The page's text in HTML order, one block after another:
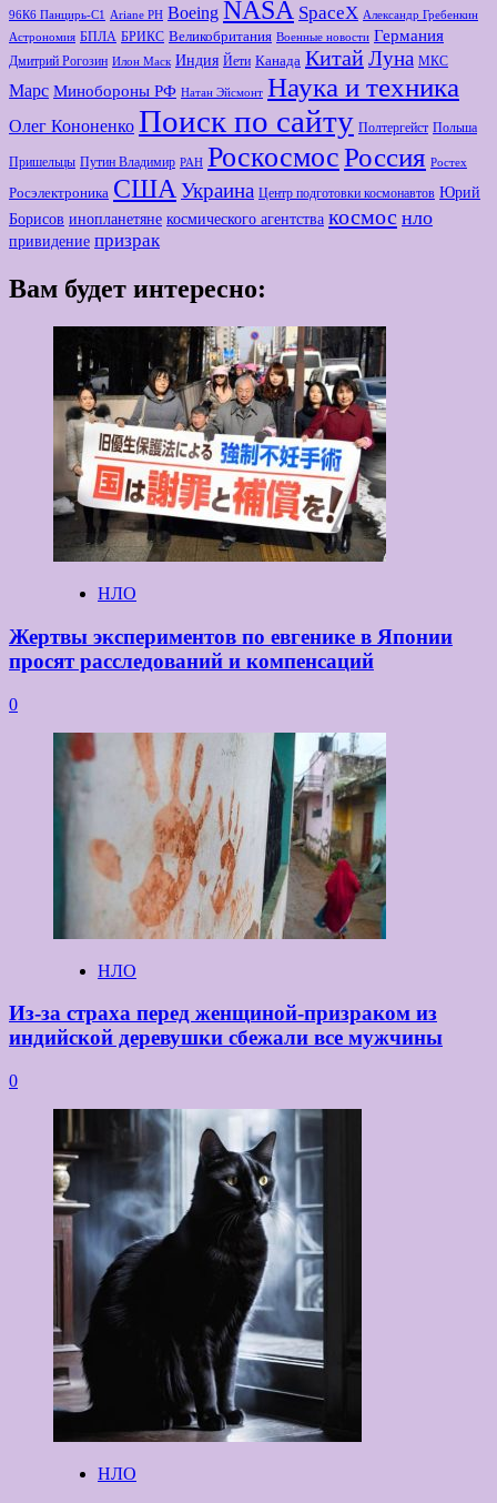
96К6 Панцирь-С1 Ariane РН Boeing NASA SpaceX Александр Гребенкин
Астрономия БПЛА БРИКС Великобритания Военные новости Германия
Дмитрий Рогозин Илон Маск Индия Йети Канада Китай Луна МКС
Марс Минoбороны РФ Натан Эйсмонт Наука и техника
Олег Кононенко Поиск по сайту Полтергейст Польша
Пришельцы Путин Владимир РАН РоскосмосРоссия Ростех
Росэлектроника СШАУкраина Центр подготовки космонавтов Юрий
Борисов инопланетяне космического агентства космос нло
привидение призрак
Вам будет интересно:
НЛО
Жертвы экспериментов по евгенике в Японии
просят расследований и компенсаций
0
НЛО
Из-за страха перед женщиной-призраком из
индийской деревушки сбежали все мужчины
0
НЛО